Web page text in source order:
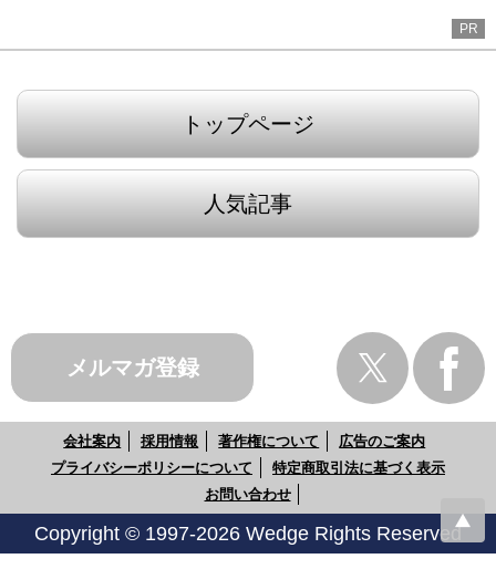
PR
トップページ
人気記事
メルマガ登録
会社案内 採用情報 著作権について
広告のご案内
プライバシーポリシーについて
特定商取引法に基づく表示
お問い合わせ
Copyright © 1997-2026 Wedge Rights Reserved